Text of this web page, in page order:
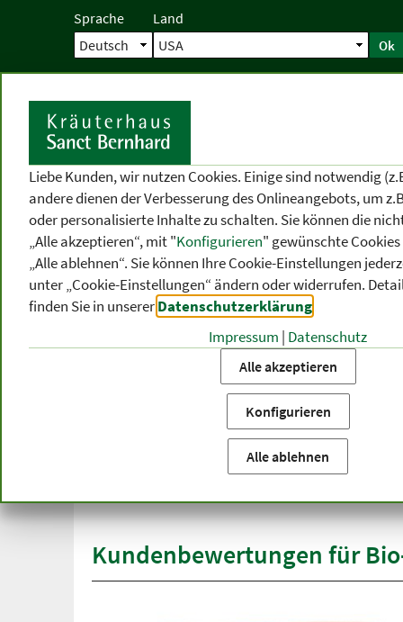
Sprache Land
Ok
Startseite
KATEGORIEN
THEMEN-
BEREICHE
Startseite Produktkategorien
versandkostenfrei
Kundenbewertungen für
Liebe Kunden, wir nutzen Cookies. Einige sind notwendig
andere dienen der Verbesserung des Onlineangebots, um
oder personalisierte Inhalte zu schalten. Sie können die
„Alle akzeptieren“, mit "Konfigurieren" gewünschte
„Alle ablehnen“. Sie können Ihre Cookie-Einstellungen
unter „Cookie-Einstellungen“ ändern oder widerrufen.
finden Sie in unsererDatenschutzerklärung
Impressum | Datenschutz
Alle akzeptieren
Konfigurieren
Alle ablehnen